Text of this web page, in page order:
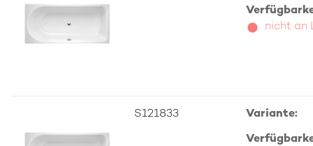
nicht an
S121833 Variante: